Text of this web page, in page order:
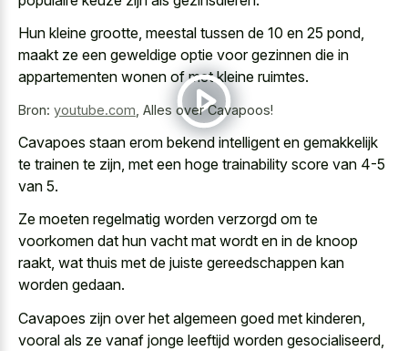
Hun kleine grootte, meestal tussen de 10 en 25 pond,
maakt ze een geweldige optie voor gezinnen die in
appartementen wonen of met kleine ruimtes.
Bron: youtube.com Alles over Cavapoos!
Cavapoes staan erom bekend intelligent en gemakkelijk
te trainen te zijn, met een hoge trainability score van 4-5
van 5.
Ze moeten regelmatig worden verzorgd om te
voorkomen dat hun vacht mat wordt en in de knoop
raakt, wat thuis met de juiste gereedschappen kan
worden gedaan.
Cavapoes zijn over het algemeen goed met kinderen,
vooral als ze vanaf jonge leeftijd worden gesocialiseerd,